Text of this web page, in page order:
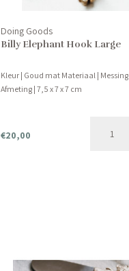
Doing Goods
Billy Elephant Hook Large
Kleur | Goud mat Materiaal | Messing
Afmeting | 7,5 x 7 x 7 cm
€20,00